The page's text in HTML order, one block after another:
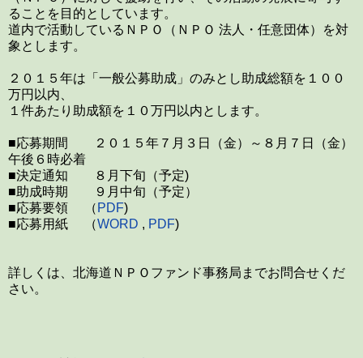
ることを目的としています。
道内で活動しているＮＰＯ（ＮＰＯ 法人・任意団体）を対
象とします。
２０１５年は「一般公募助成」のみとし助成総額を１００
万円以内、
１件あたり助成額を１０万円以内とします。
■応募期間 ２０１５年７月３日（金）～８月７日（金）
午後６時必着
■決定通知 ８月下旬（予定)
■助成時期 ９月中旬（予定）
■応募要領 （ PDF)
■応募用紙 （WORD , PDF)
詳しくは、北海道ＮＰＯファンド事務局までお問合せくだ
さい。